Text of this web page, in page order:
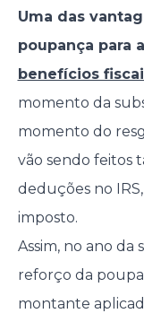
Uma das
poupança para
benefícios
momento da
momento do
vão sendo feitos
deduções no
imposto.
Assim, no ano da
reforço da
montante